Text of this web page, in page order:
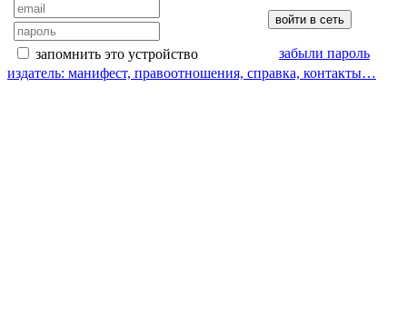
запомнить это устройство
забыли пароль
издатель: манифест, правоотношения, справка, контакты…